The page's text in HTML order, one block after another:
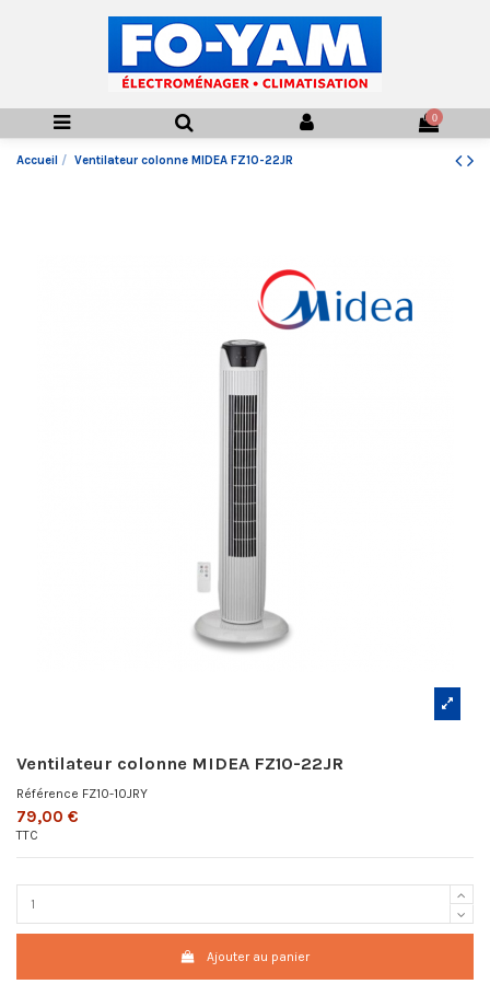
0
Accueil Ventilateur colonne MIDEA FZ10-22JR
Ventilateur colonne MIDEA FZ10-22JR
Référence FZ10-10JRY
79,00 €
TTC
Ajouter au panier